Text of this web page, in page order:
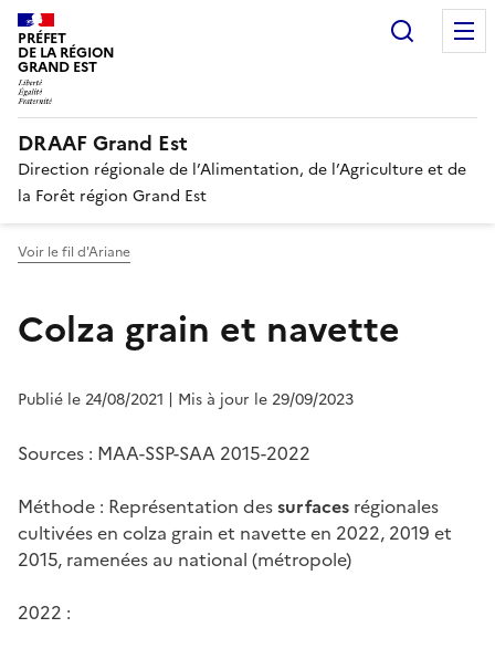
PRÉFET
DE LA RÉGION
GRAND EST
DRAAF Grand Est
Direction régionale de l’Alimentation, de l’Agriculture et de
la Forêt région Grand Est
Voir le fil d'Ariane
Colza grain et navette
Publié le 24/08/2021 | Mis à jour le 29/09/2023
Sources : MAA-SSP-SAA 2015-2022
Méthode : Représentation dessurfaces régionales
cultivées en colza grain et navette en 2022, 2019 et
2015, ramenées au national (métropole)
2022 :